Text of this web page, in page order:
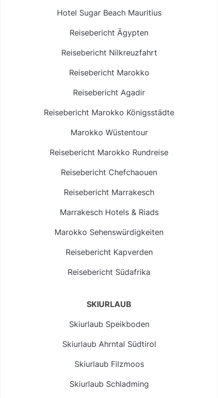
Hotel Sugar Beach Mauritius
Reisebericht Ägypten
Reisebericht Nilkreuzfahrt
Reisebericht Marokko
Reisebericht Agadir
Reisebericht Marokko Königsstädte
Marokko Wüstentour
Reisebericht Marokko Rundreise
Reisebericht Chefchaouen
Reisebericht Marrakesch
Marrakesch Hotels & Riads
Marokko Sehenswürdigkeiten
Reisebericht Kapverden
Reisebericht Südafrika
SKIURLAUB
Skiurlaub Speikboden
Skiurlaub Ahrntal Südtirol
Skiurlaub Filzmoos
Skiurlaub Schladming